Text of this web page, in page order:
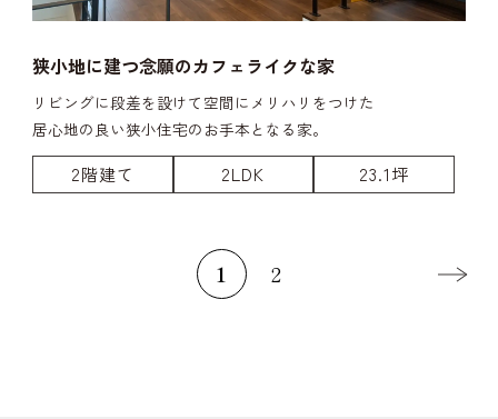
狭小地に建つ念願のカフェライクな家
リビングに段差を設けて空間にメリハリをつけた
居心地の良い狭小住宅のお手本となる家。
2階建て 2LDK 23.1坪
1 2